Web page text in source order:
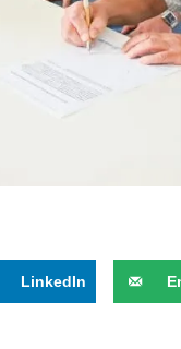
LinkedIn